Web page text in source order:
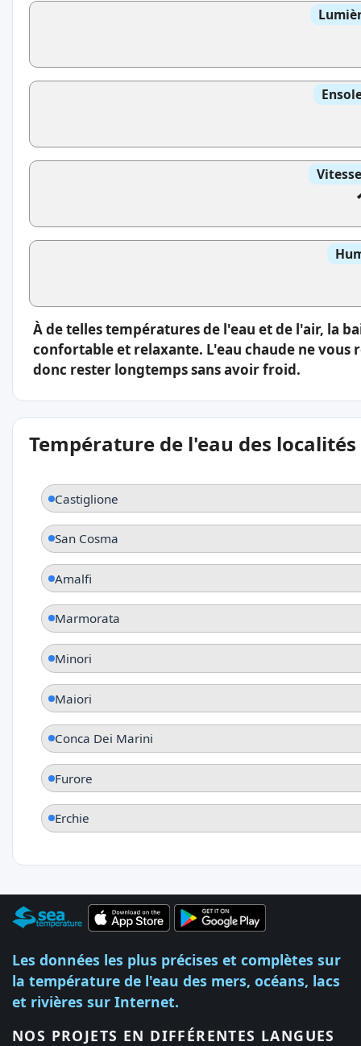
À de telles températures de l'eau et de l'air, la
confortable et relaxante. L'eau chaude ne vous
donc rester longtemps sans avoir froid.
Température de l'eau des
Castiglione
San Cosma
Amalfi
Marmorata
Minori
Maiori
Conca Dei Marini
Furore
Erchie
Les données les plus précises et complètes sur
la température de l'eau des mers, océans, lacs
et rivières sur Internet.
NOS PROJETS EN DIFFÉRENTES LANGUES